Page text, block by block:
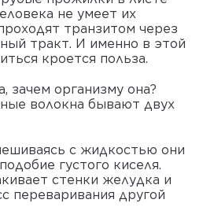
не умеет их
транзитом через
тракт. И именно в этой
кроется польза.
зачем организму она?
волокна бывают двух
с жидкостью они
густого киселя.
стенки желудка и
переваривания другой